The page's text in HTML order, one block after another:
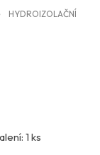
HYDROIZOLAČNÍ
1 ks